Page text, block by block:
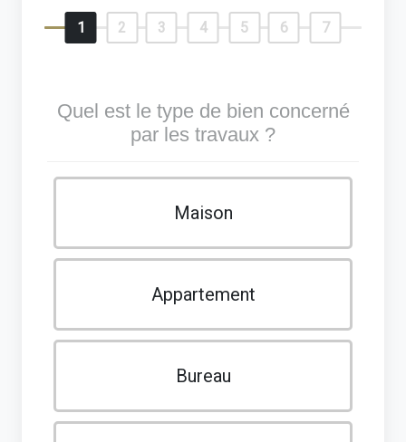
1 2 3 4 5 6 7
Quel est le type de bien concerné
par les travaux ?
Maison
Appartement
Bureau